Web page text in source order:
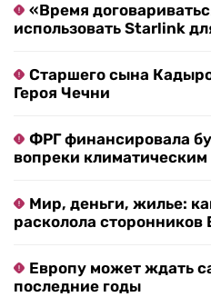
«Время
использовать Starlink
Старшего сына
Героя Чечни
ФРГ финансировала
вопреки
Мир, деньги, жилье:
расколола
Европу может ждать
последние годы